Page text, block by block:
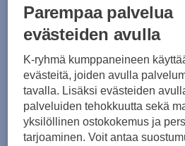
Converse kengät
Hoka Clifton 11
Helly
Hybridipyörät
Juoksukengät
Parempaa palvelua
evästeiden avulla
K-ryhmä kumppaneineen
evästeitä, joiden avulla
tavalla. Lisäksi evästeiden
palveluiden tehokkuutta sekä
yksilöllinen ostokokemus ja
tarjoaminen. Voit antaa